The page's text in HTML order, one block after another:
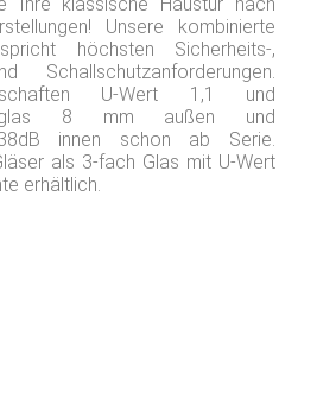
Unsere kombinierte
höchsten Sicherheits-,
Schallschutzanforderungen.
U-Wert 1,1 und
8 mm außen und
innen schon ab Serie.
als 3-fach Glas mit U-Wert
erhältlich.